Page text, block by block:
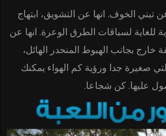
عن تبني الخوف. انها عن التشويق، ابتهاج
للغاية لسباقات الطرق الوعرة. انها عن
بجانب الهبوط المنحدر الهائل،
صغيرة جدا ورؤية كم الهواء يمكنك
عليها. كن شجاعا.